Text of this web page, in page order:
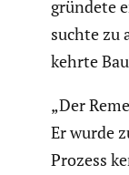
gründete
suchte zu
kehrte
„Der
Er wurde
Prozess